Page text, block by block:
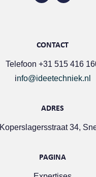
CONTACT
Telefoon +31 515 416
info@ideetechniek.nl
ADRES
Koperslagersstraat 34,
PAGINA